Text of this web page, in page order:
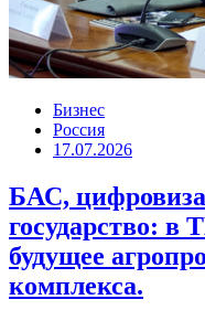
Бизнес
Россия
17.07.2026
БАС,
государство:
будущее
комплекса.